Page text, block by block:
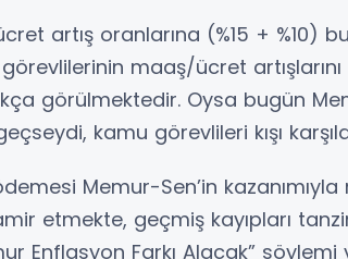
artış oranlarına (%15 + %10)
maaş/ücret artışlarını
görülmektedir. Oysa bugün
kamu görevlileri kışı
Memur-Sen’in
etmekte, geçmiş kayıpları
Enflasyon Farkı Alacak” söylemi